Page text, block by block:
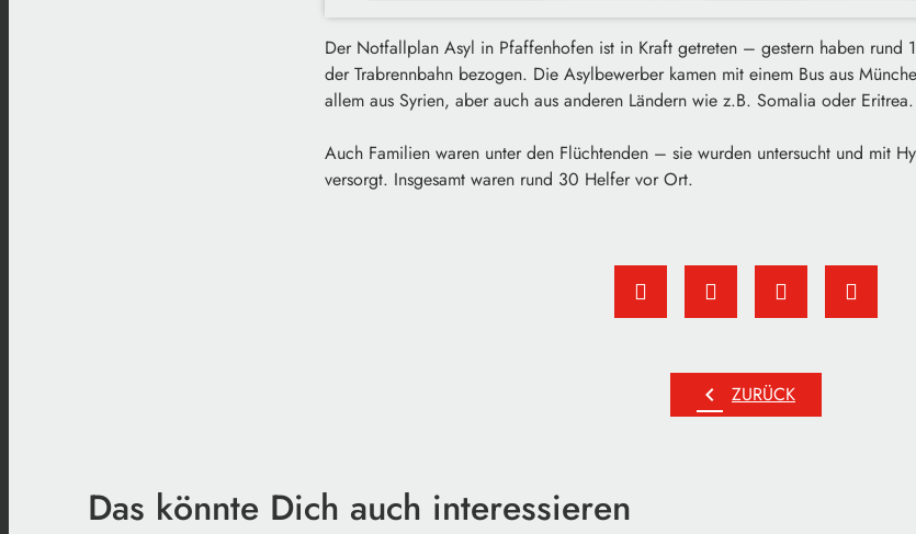
Der Notfallplan Asyl in Pfaffenhofen ist in Kraft getreten – gestern haben rund
der Trabrennbahn bezogen. Die Asylbewerber kamen mit einem Bus aus
allem aus Syrien, aber auch aus anderen Ländern wie z.B. Somalia oder Eritrea.
Auch Familien waren unter den Flüchtenden – sie wurden untersucht und mit
versorgt. Insgesamt waren rund 30 Helfer vor Ort.
chevron_left ZURÜCK
Das könnte Dich auch interessieren